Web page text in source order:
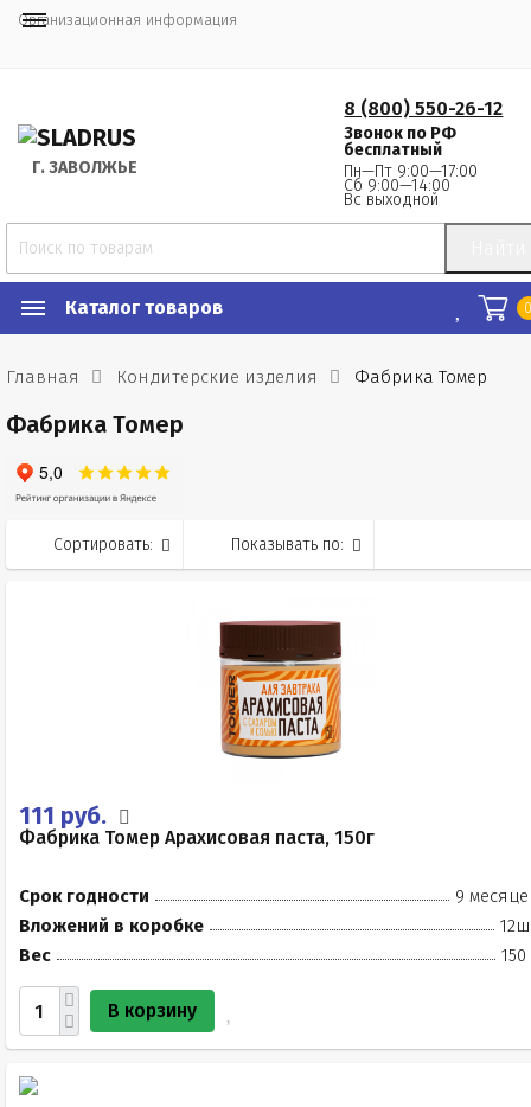
Организационная информация
Г. ЗАВОЛЖЬЕ
8 (800) 550-26-12
Звонок по РФ
бесплатный
Пн—Пт 9:00—17:00
Сб 9:00—14:00
Вс выходной
Каталог товаров
Главная Кондитерские изделия Фабрика Томер
Фабрика Томер
Сортировать: Показывать по:
111 руб.
Фабрика Томер Арахисовая паста, 150г
Срок годности
9
Вложений в коробке
Вес
150
В корзину